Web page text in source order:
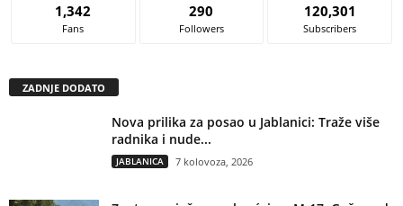
1,342
Fans
290
Followers
120,301
Subscribers
ZADNJE DODATO
Nova prilika za posao u Jablanici: Traže više
radnika i nude...
JABLANICA 7 kolovoza, 2026